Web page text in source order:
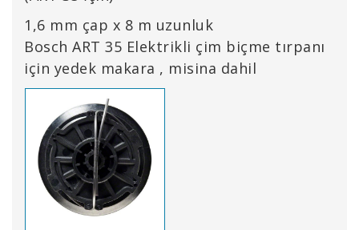
1,6 mm çap x 8 m uzunluk
Bosch ART 35 Elektrikli çim biçme tırpanı
için yedek makara , misina dahil